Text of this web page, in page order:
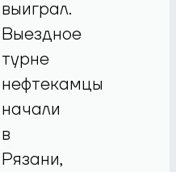
выиграл.
Выездное
турне
нефтекамцы
начали
в
Рязани,